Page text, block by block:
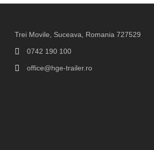
Trei Movile, Suceava, Romania 727529
0742 190 100
office@hge-trailer.ro